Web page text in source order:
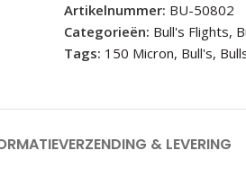
Artikelnummer: BU-50802
Categorieën: Bull's Flights,
Tags: 150 Micron, Bull's,
VERZENDING & LEVERING